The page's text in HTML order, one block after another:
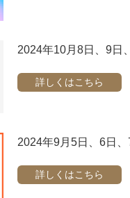
2024年10月8日、9日
詳しくはこちら
2024年9月5日、6日
詳しくはこちら